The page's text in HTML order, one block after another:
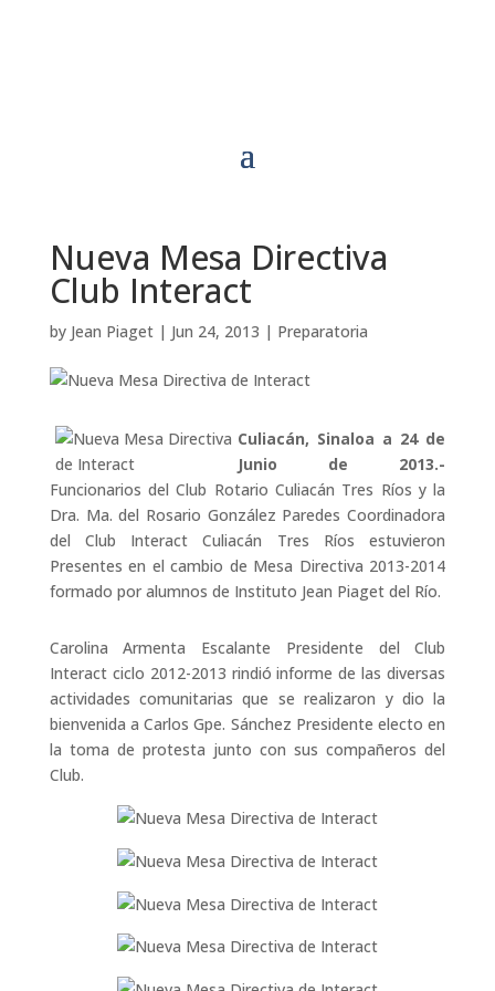
Nueva Mesa Directiva
Club Interact
by Jean Piaget| Jun 24, 2013 | Preparatoria
Culiacán, Sinaloa a 24 de
Junio de 2013.-
Funcionarios del Club Rotario Culiacán Tres Ríos y la
Dra. Ma. del Rosario González Paredes Coordinadora
del Club Interact Culiacán Tres Ríos estuvieron
Presentes en el cambio de Mesa Directiva 2013-2014
formado por alumnos de Instituto Jean Piaget del Río.
Carolina Armenta Escalante Presidente del Club
Interact ciclo 2012-2013 rindió informe de las diversas
actividades comunitarias que se realizaron y dio la
bienvenida a Carlos Gpe. Sánchez Presidente electo en
la toma de protesta junto con sus compañeros del
Club.